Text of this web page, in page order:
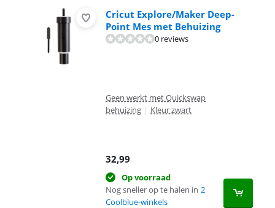
Cricut Explore/Maker Deep-
Point Mes met Behuizing
0 reviews
Geen werkt met Quickswap
behuizing | Kleur zwart
32,99
Op voorraad
Nog sneller op te halen in 2
Coolblue-winkels